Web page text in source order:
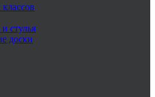
стулья
доски